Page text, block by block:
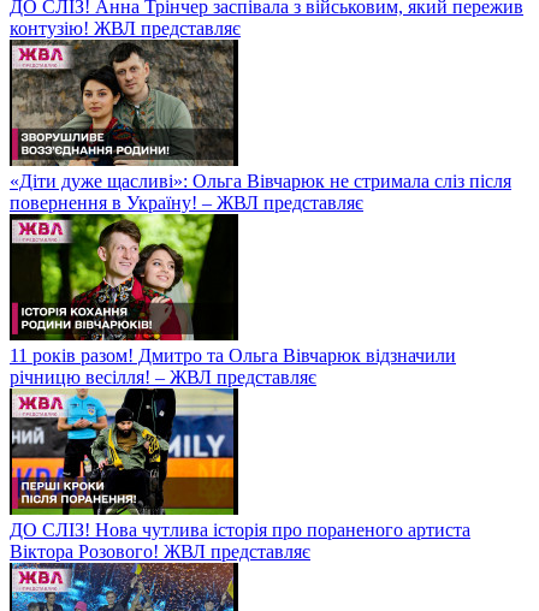
ДО СЛІЗ! Анна Трінчер заспівала з військовим, який пережив
контузію! ЖВЛ представляє
«Діти дуже щасливі»: Ольга Вівчарюк не стримала сліз після
повернення в Україну! – ЖВЛ представляє
11 років разом! Дмитро та Ольга Вівчарюк відзначили
річницю весілля! – ЖВЛ представляє
ДО СЛІЗ! Нова чутлива історія про пораненого артиста
Віктора Розового! ЖВЛ представляє